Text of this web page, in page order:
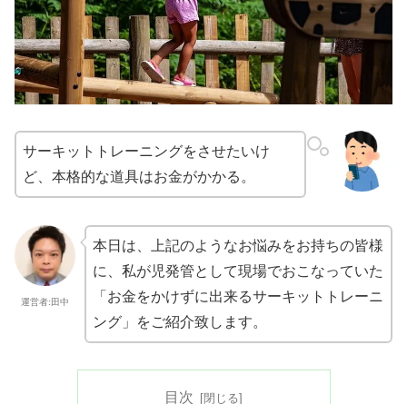
サーキットトレーニングをさせたいけ
ど、本格的な道具はお金がかかる。
運営者:田中
本日は、上記のようなお悩みをお持ちの皆様
に、私が児発管として現場でおこなっていた
「お金をかけずに出来るサーキットトレーニ
ング」をご紹介致します。
目次